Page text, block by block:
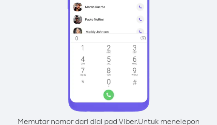
Memutar nomor dari dial pad Viber.Untuk menelepon